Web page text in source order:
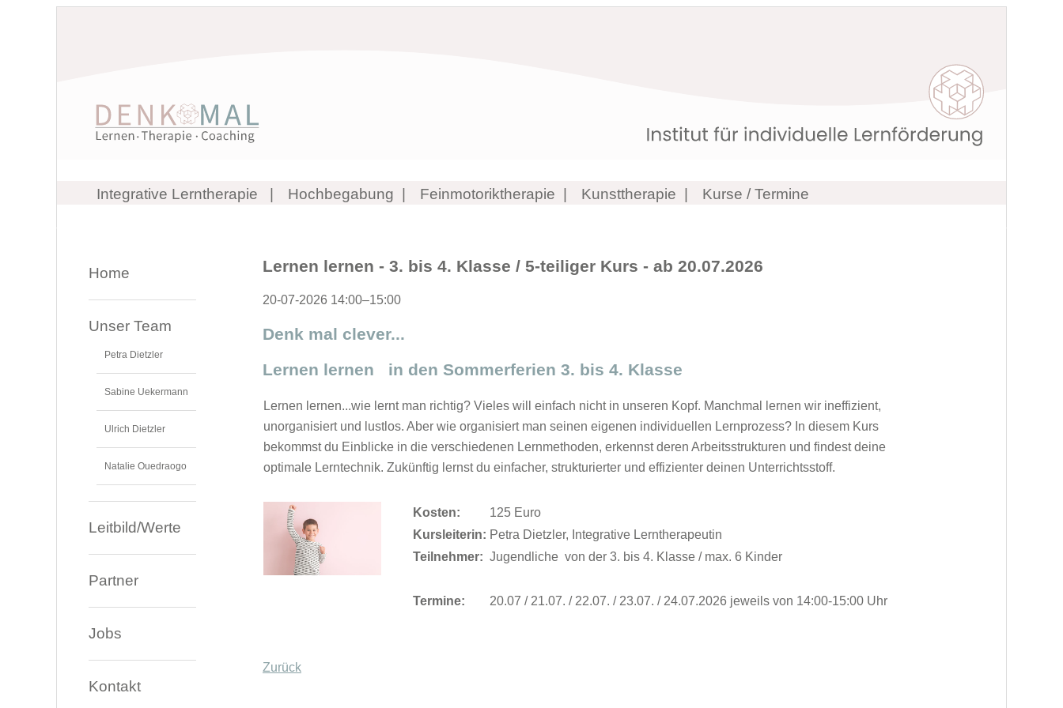
Integrative Lerntherapie Hochbegabung Feinmotoriktherapie Kunsttherapie Kurse / Termine
Home
Unser Team
Petra Dietzler
Sabine Uekermann
Ulrich Dietzler
Natalie Ouedraogo
Leitbild/Werte
Partner
Jobs
Kontakt
Lernen lernen - 3. bis 4. Klasse / 5-teiliger Kurs - ab 20.07.2026
20-07-2026 14:00–15:00
Denk mal clever...
Lernen lernen in den Sommerferien 3. bis 4. Klasse
Lernen lernen...wie lernt man richtig? Vieles will einfach nicht in unseren Kopf. Manchmal lernen wir ineffizient,
unorganisiert und lustlos. Aber wie organisiert man seinen eigenen individuellen Lernprozess? In diesem Kurs
bekommst du Einblicke in die verschiedenen Lernmethoden, erkennst deren Arbeitsstrukturen und findest deine
optimale Lerntechnik. Zukünftig lernst du einfacher, strukturierter und effizienter deinen Unterrichtsstoff.
Kosten:
125 Euro
Kursleiterin: Petra Dietzler, Integrative Lerntherapeutin
Teilnehmer: Jugendliche von der 3. bis 4. Klasse / max. 6 Kinder
Termine: 20.07 / 21.07. / 22.07. / 23.07. / 24.07.2026 jeweils von 14:00-15:00 Uhr
Zurück